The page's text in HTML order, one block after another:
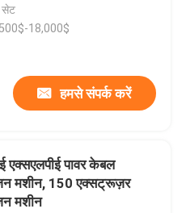
सेट
18,000$
हमसे संपर्क करें
एक्सएलपीई पावर केबल
मशीन, 150 एक्सट्रूज़र
मशीन